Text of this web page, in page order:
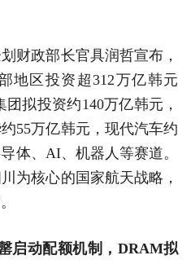
财政部长官具润哲宣布，
地区投资超312万亿韩元
团拟投资约140万亿韩元，
55万亿韩元，现代汽车约
体、AI、机器人等赛道。
为核心的国家航天战略，
启动配额机制，DRAM拟